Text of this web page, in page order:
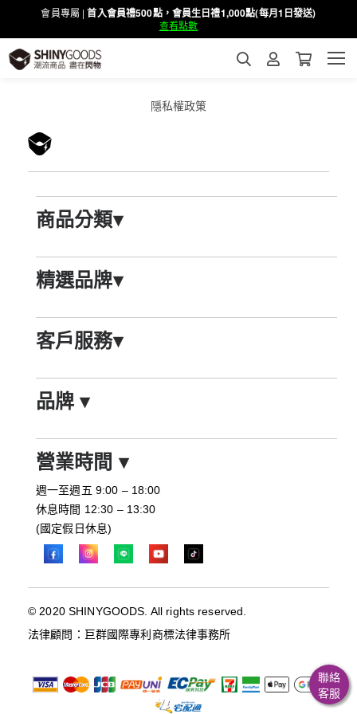
會員專屬 |首入會員禮500點，會員生日禮1,000點(每月1日發送)
查看點數
隱私權政䇿
商品分類▾
精選品牌▾
客戶服務▾
品牌▾
營業時間 ▾
週一至週五 9:00 – 18:00
休息時間 12:30 – 13:30
(國定假日休息)
© 2020 SHINYGOODS. All rights reserved.
法律顧問：巨群國際專利商標法律事務所
聯絡
客服